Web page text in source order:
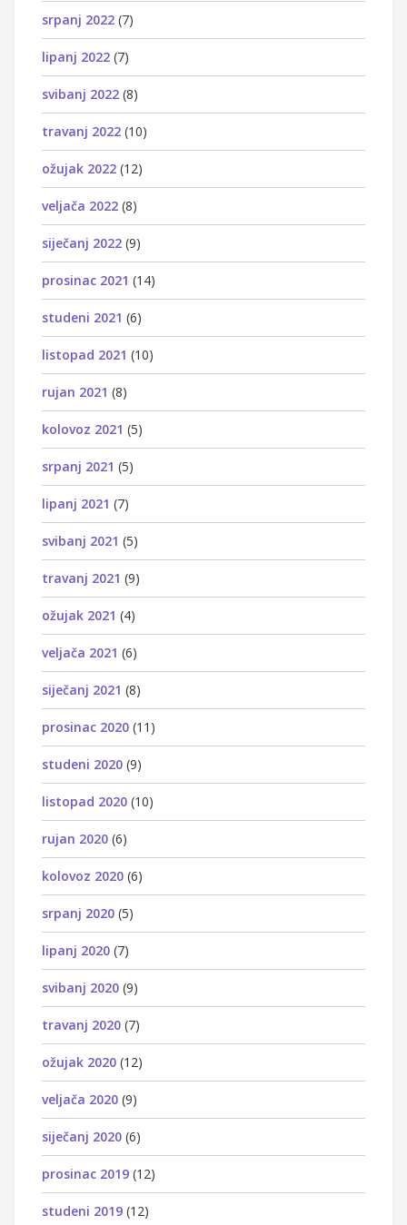
srpanj 2022 (7)
lipanj 2022 (7)
svibanj 2022 (8)
travanj 2022 (10)
ožujak 2022 (12)
veljača 2022 (8)
siječanj 2022 (9)
prosinac 2021 (14)
studeni 2021 (6)
listopad 2021 (10)
rujan 2021 (8)
kolovoz 2021 (5)
srpanj 2021 (5)
lipanj 2021 (7)
svibanj 2021 (5)
travanj 2021 (9)
ožujak 2021 (4)
veljača 2021 (6)
siječanj 2021 (8)
prosinac 2020 (11)
studeni 2020 (9)
listopad 2020 (10)
rujan 2020 (6)
kolovoz 2020 (6)
srpanj 2020 (5)
lipanj 2020 (7)
svibanj 2020 (9)
travanj 2020 (7)
ožujak 2020 (12)
veljača 2020 (9)
siječanj 2020 (6)
prosinac 2019 (12)
studeni 2019 (12)